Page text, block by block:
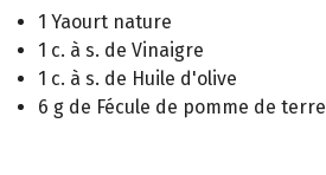
1 Yaourt nature
1 c. à s. de Vinaigre
1 c. à s. de Huile d'olive
6 g de Fécule de pomme de terre